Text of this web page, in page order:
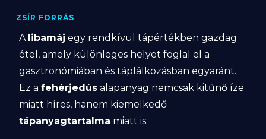
ZSÍR FORRÁS
A libamáj egy rendkívül tápértékben gazdag
étel, amely különleges helyet foglal el a
gasztronómiában és táplálkozásban egyaránt.
Ez afehérjedús alapanyag nemcsak kitűnő íze
miatt híres, hanem kiemelkedő
tápanyagtartalma miatt is.